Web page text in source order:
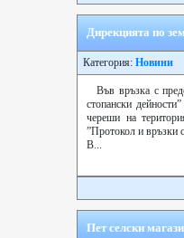
Дирекцията по
Категория: Новини
Във връзка с
стопански
череши на
”Протокол и връзки
В...
Пет селски